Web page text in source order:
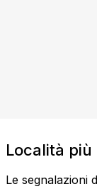
Località
Le segnalazioni